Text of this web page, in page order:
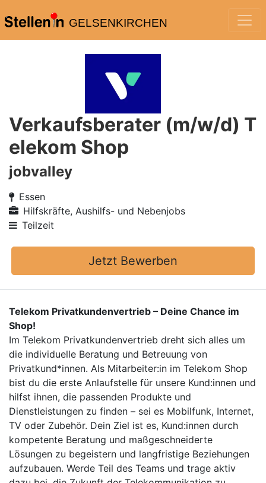
GELSENKIRCHEN
Verkaufsberater (m/w/d) T
elekom Shop
jobvalley
Essen
Hilfskräfte, Aushilfs- und Nebenjobs
Teilzeit
Jetzt Bewerben
Telekom Privatkundenvertrieb – Deine Chance im
Shop!
Im Telekom Privatkundenvertrieb dreht sich alles um
die individuelle Beratung und Betreuung von
Privatkund*innen. Als Mitarbeiter:in im Telekom Shop
bist du die erste Anlaufstelle für unsere Kund:innen und
hilfst ihnen, die passenden Produkte und
Dienstleistungen zu finden – sei es Mobilfunk, Internet,
TV oder Zubehör. Dein Ziel ist es, Kund:innen durch
kompetente Beratung und maßgeschneiderte
Lösungen zu begeistern und langfristige Beziehungen
aufzubauen. Werde Teil des Teams und trage aktiv